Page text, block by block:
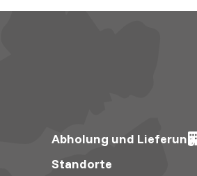
Abholung und Lieferung
Standorte